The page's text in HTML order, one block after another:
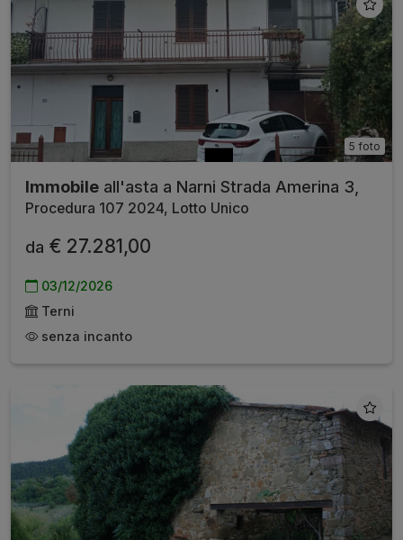
5 foto
Immobile all'asta a Narni Strada Amerina 3,
Procedura 107 2024, Lotto Unico
da € 27.281,00
03/12/2026
Terni
senza incanto